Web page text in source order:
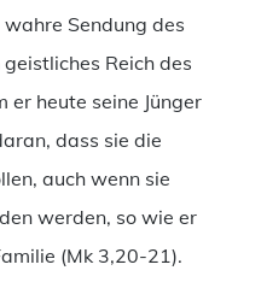
Sendung des
Reich des
er heute seine Jünger
dass sie die
auch wenn sie
werden, so wie er
(Mk 3,20-21).